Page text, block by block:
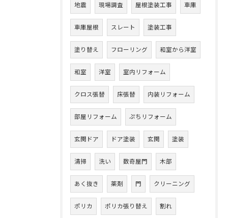
地震 現場調査 屋根塗装工事 車庫
車庫屋根 スレート 塗装工事
塗り替え フローリング 和室から洋室
和室 洋室 室内リフォーム
クロス張替 床張替 内装リフォーム
部屋リフォーム ぷちリフォーム
玄関ドア ドア塗装 玄関 塗装
清掃 洗い 数奇屋門 木部
あく抜き 薬剤 門 クリーニング
ポリカ ポリカ張り替え 割れ